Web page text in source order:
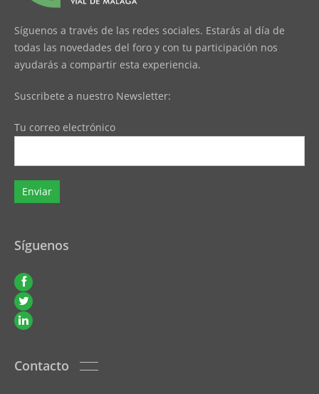
Síguenos a través de las redes sociales. Estarás al día de
todas las novedades del foro y con tu participación nos
ayudarás a compartir esta experiencia.
Suscribete a nuestro Newsletter:
Tu correo electrónico
Síguenos
Contacto